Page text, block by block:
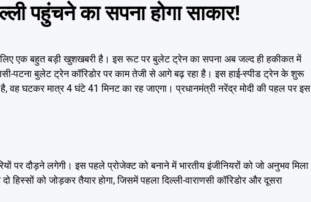
पहुंचने का सपना होगा साकार!
एक बहुत बड़ी खुशखबरी है। इस रूट पर बुलेट ट्रेन का सपना अब जल्द ही हकीकत में
पटना बुलेट ट्रेन कॉरिडोर पर काम तेजी से आगे बढ़ रहा है। इस हाई-स्पीड ट्रेन के शुरू
घटकर मात्र 4 घंटे 41 मिनट का रह जाएगा। प्रधानमंत्री नरेंद्र मोदी की पहल पर इस
पर दौड़ने लगेगी। इस पहले प्रोजेक्ट को बनाने में भारतीय इंजीनियरों को जो अनुभव मिला
को जोड़कर तैयार होगा, जिसमें पहला दिल्ली-वाराणसी कॉरिडोर और दूसरा